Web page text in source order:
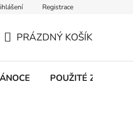
Obchodní podmínky
Registrace
KOŠÍK
PRÁZDNÝ KOŠÍK
POUŽITÉ Z